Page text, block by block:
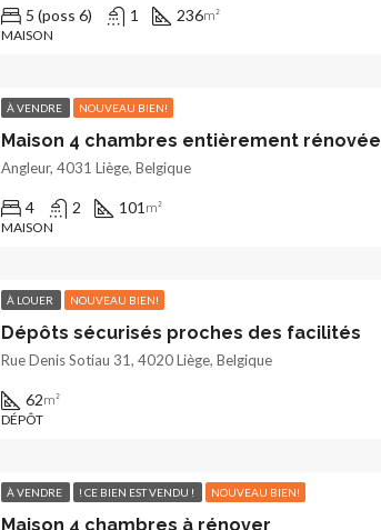
5 (poss 6) 1 236m²
MAISON
À VENDRE NOUVEAU BIEN!
Maison 4 chambres entièrement rénovée
Angleur, 4031 Liège, Belgique
4 2 101 m²
MAISON
À LOUER NOUVEAU BIEN!
Dépôts sécurisés proches des facilités
Rue Denis Sotiau 31, 4020 Liège, Belgique
62m²
DÉPÔT
À VENDRE ! CE BIEN EST VENDU ! NOUVEAU BIEN!
Maison 4 chambres à rénover